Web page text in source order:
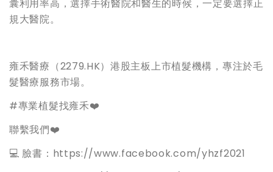
囊利用率高，選擇手術醫院和醫生的時候，一定要選擇正
規大醫院。
雍禾醫療（2279.HK）港股主板上市植髮機構，專注於毛
髮醫療服務市場。
#專業植髮找雍禾❤️
聯繫我們❤️
💻 臉書：https://www.facebook.com/yhzf2021